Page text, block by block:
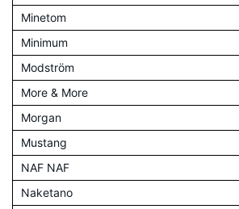
Minetom
Minimum
Modström
More & More
Morgan
Mustang
NAF NAF
Naketano